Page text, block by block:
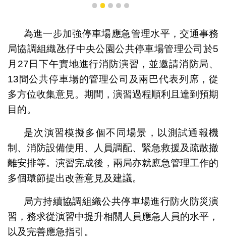
1 2 3 4 5
為進一步加強停車場應急管理水平，交通事務
局協調組織氹仔中央公園公共停車場管理公司於5
月27日下午實地進行消防演習，並邀請消防局、
13間公共停車場的管理公司及兩巴代表列席，從
多方位收集意見。期間，演習過程順利且達到預期
目的。
是次演習模擬多個不同場景，以測試通報機
制、消防設備使用、人員調配、緊急救援及疏散撤
離安排等。演習完成後，兩局亦就應急管理工作的
多個環節提出改善意見及建議。
局方持續協調組織公共停車場進行防火防災演
習，務求從演習中提升相關人員應急人員的水平，
以及完善應急指引。